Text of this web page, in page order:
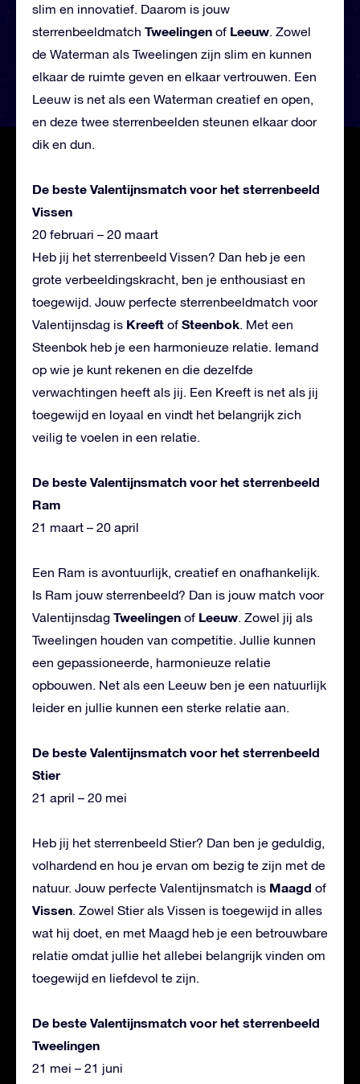
slim en innovatief. Daarom is jouw
sterrenbeeldmatch Tweelingen of Leeuw. Zowel
de Waterman als Tweelingen zijn slim en kunnen
elkaar de ruimte geven en elkaar vertrouwen. Een
Leeuw is net als een Waterman creatief en open,
en deze twee sterrenbeelden steunen elkaar door
dik en dun.
De beste Valentijnsmatch voor het sterrenbeeld
Vissen
20 februari – 20 maart
Heb jij het sterrenbeeld Vissen? Dan heb je een
grote verbeeldingskracht, ben je enthousiast en
toegewijd. Jouw perfecte sterrenbeeldmatch voor
Valentijnsdag is Kreeft of Steenbok. Met een
Steenbok heb je een harmonieuze relatie. Iemand
op wie je kunt rekenen en die dezelfde
verwachtingen heeft als jij. Een Kreeft is net als jij
toegewijd en loyaal en vindt het belangrijk zich
veilig te voelen in een relatie.
De beste Valentijnsmatch voor het sterrenbeeld
Ram
21 maart – 20 april
Een Ram is avontuurlijk, creatief en onafhankelijk.
Is Ram jouw sterrenbeeld? Dan is jouw match voor
Valentijnsdag Tweelingen of Leeuw. Zowel jij als
Tweelingen houden van competitie. Jullie kunnen
een gepassioneerde, harmonieuze relatie
opbouwen. Net als een Leeuw ben je een natuurlijk
leider en jullie kunnen een sterke relatie aan.
De beste Valentijnsmatch voor het sterrenbeeld
Stier
21 april – 20 mei
Heb jij het sterrenbeeld Stier? Dan ben je geduldig,
volhardend en hou je ervan om bezig te zijn met de
natuur. Jouw perfecte Valentijnsmatch is Maagd of
Vissen. Zowel Stier als Vissen is toegewijd in alles
wat hij doet, en met Maagd heb je een betrouwbare
relatie omdat jullie het allebei belangrijk vinden om
toegewijd en liefdevol te zijn.
De beste Valentijnsmatch voor het sterrenbeeld
Tweelingen
21 mei – 21 juni